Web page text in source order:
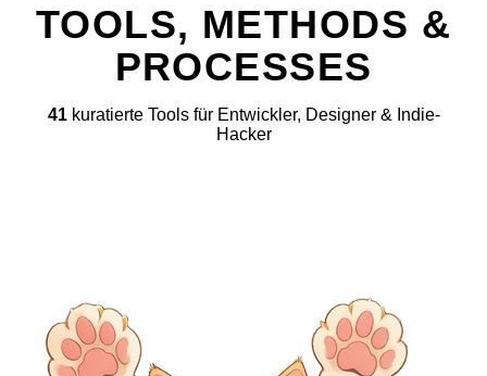
TOOLS, METHODS &
PROCESSES
41kuratierte Tools für Entwickler, Designer & Indie-
Hacker